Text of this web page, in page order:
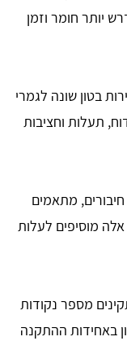
מטר), כך נדרש יותר חומר וזמן
בטון שונה לגמרי
תעלות וחציבות
מתאמים
מוסיפים לעלות
מספר נקודות
באחידות ההתקנה